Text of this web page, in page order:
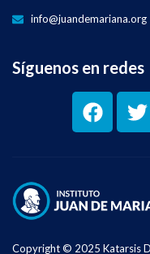
info@juandemariana.org
Síguenos en redes
Copyright © 2025 Katarsis